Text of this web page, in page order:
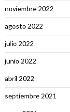
noviembre 2022
agosto 2022
julio 2022
junio 2022
abril 2022
septiembre 2021